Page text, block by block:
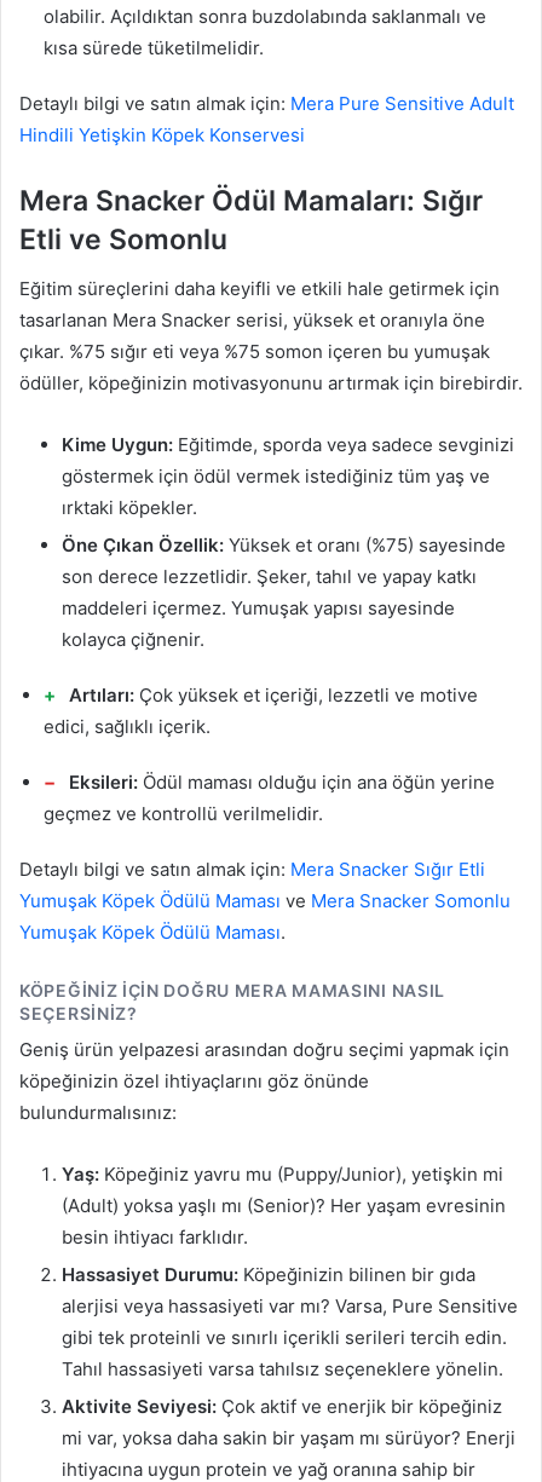
olabilir. Açıldıktan sonra buzdolabında saklanmalı ve
kısa sürede tüketilmelidir.
Detaylı bilgi ve satın almak için: Mera Pure Sensitive Adult
Hindili Yetişkin Köpek Konservesi
Mera Snacker Ödül Mamaları: Sığır
Etli ve Somonlu
Eğitim süreçlerini daha keyifli ve etkili hale getirmek için
tasarlanan Mera Snacker serisi, yüksek et oranıyla öne
çıkar. %75 sığır eti veya %75 somon içeren bu yumuşak
ödüller, köpeğinizin motivasyonunu artırmak için birebirdir.
Kime Uygun: Eğitimde, sporda veya sadece sevginizi
göstermek için ödül vermek istediğiniz tüm yaş ve
ırktaki köpekler.
Öne Çıkan Özellik: Yüksek et oranı (%75) sayesinde
son derece lezzetlidir. Şeker, tahıl ve yapay katkı
maddeleri içermez. Yumuşak yapısı sayesinde
kolayca çiğnenir.
Artıları: Çok yüksek et içeriği, lezzetli ve motive
edici, sağlıklı içerik.
Eksileri: Ödül maması olduğu için ana öğün yerine
geçmez ve kontrollü verilmelidir.
Detaylı bilgi ve satın almak için: Mera Snacker Sığır Etli
Yumuşak Köpek Ödülü Maması ve Mera Snacker Somonlu
Yumuşak Köpek Ödülü Maması.
KÖPEĞINIZ İÇIN DOĞRU MERA MAMASINI NASIL
SEÇERSINIZ?
Geniş ürün yelpazesi arasından doğru seçimi yapmak için
köpeğinizin özel ihtiyaçlarını göz önünde
bulundurmalısınız:
Yaş: Köpeğiniz yavru mu (Puppy/Junior), yetişkin mi
(Adult) yoksa yaşlı mı (Senior)? Her yaşam evresinin
besin ihtiyacı farklıdır.
Hassasiyet Durumu: Köpeğinizin bilinen bir gıda
alerjisi veya hassasiyeti var mı? Varsa, Pure Sensitive
gibi tek proteinli ve sınırlı içerikli serileri tercih edin.
Tahıl hassasiyeti varsa tahılsız seçeneklere yönelin.
Aktivite Seviyesi: Çok aktif ve enerjik bir köpeğiniz
mi var, yoksa daha sakin bir yaşam mı sürüyor? Enerji
ihtiyacına uygun protein ve yağ oranına sahip bir